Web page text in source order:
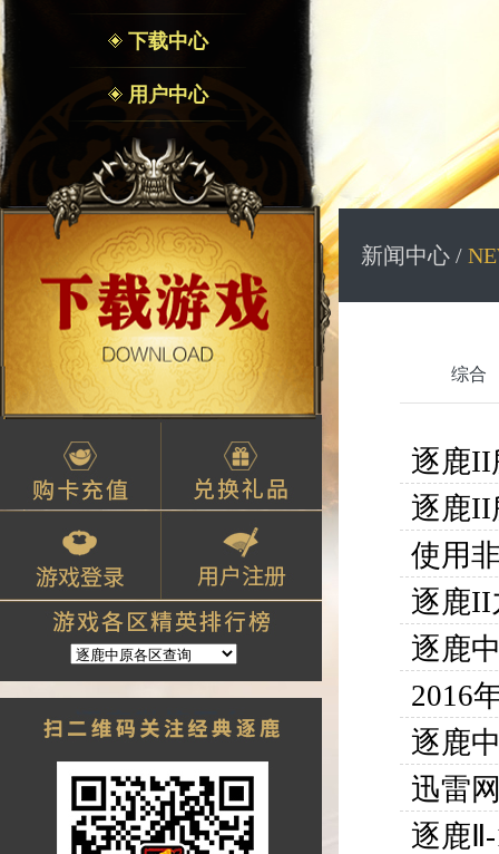
下载中心
用户中心
新闻中心 /
综合
逐鹿II
逐鹿II
使用
逐鹿II
逐鹿
2016
逐鹿
迅雷
逐鹿